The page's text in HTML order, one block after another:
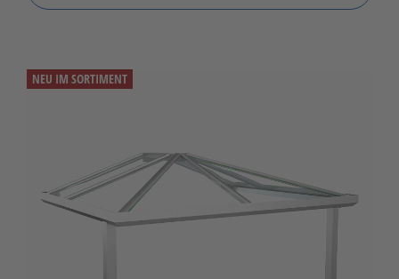
NEU IM SORTIMENT